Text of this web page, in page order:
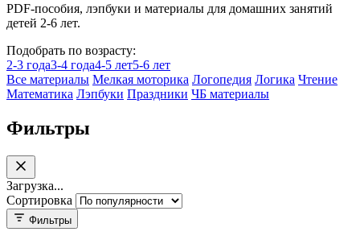
PDF-пособия, лэпбуки и материалы для домашних занятий
детей 2-6 лет.
Подобрать по возрасту:
2-3 года3-4 года4-5 лет5-6 лет
Все материалы Мелкая моторика Логопедия Логика Чтение
Математика Лэпбуки Праздники ЧБ материалы
Фильтры
Загрузка...
Сортировка
Фильтры